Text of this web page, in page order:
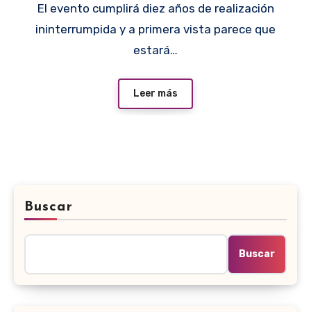
El evento cumplirá diez años de realización
ininterrumpida y a primera vista parece que
estará…
Leer más
Buscar
Buscar